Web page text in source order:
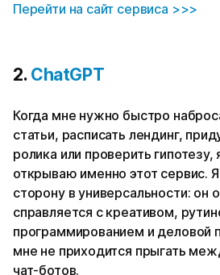
Перейти на сайт сервиса >>>
2. ChatGPT
Когда мне нужно быстро
статьи, расписать лендинг,
ролика или проверить гипотезу,
открываю именно этот сервис.
сторону в универсальности: он
справляется с креативом,
программированием и деловой
мне не приходится прыгать
чат-ботов.